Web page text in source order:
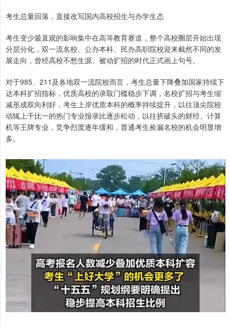
考生总量回落，直接改写国内高校招生与办学生态
考生变少最直观的影响集中在高等教育赛道，整个高校圈层开始出现
分层分化，双一流名校、公办本科、民办高职院校迎来截然不同的发
展走向，曾经高校不愁生源、被动扩招的时代正式画上句号。
对于985、211及各地双一流院校而言，考生总量下降叠加国家持续下
达本科扩招指标，优质高校的录取门槛稳步下调，名校扩招与考生缩
减形成双向利好，考生上岸优质本科的概率持续提升，以往顶尖院校
动辄上千比一的热门专业报录比逐步松动，以往挤破头的财经、计算
机等王牌专业，竞争烈度逐年缓和，普通考生捡漏名校的机会明显增
多。